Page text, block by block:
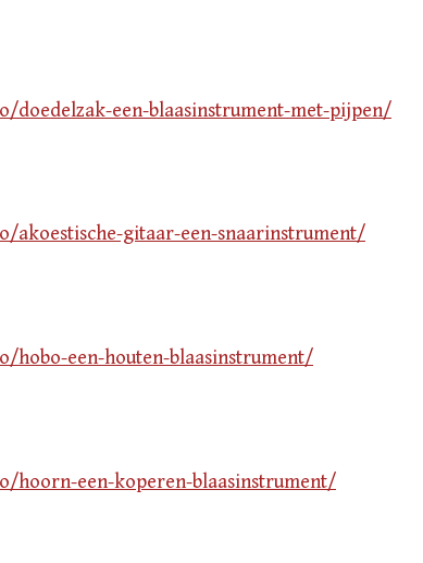
doedelzak-een-blaasinstrument-met-pijpen/
akoestische-gitaar-een-snaarinstrument/
hobo-een-houten-blaasinstrument/
hoorn-een-koperen-blaasinstrument/